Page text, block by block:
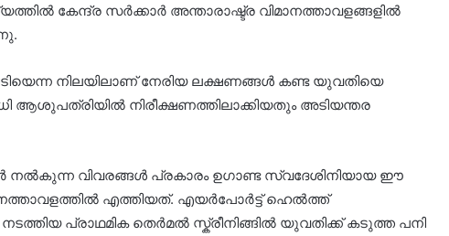
കേന്ദ്ര സർക്കാർ അന്താരാഷ്ട്ര വിമാനത്താവളങ്ങളിൽ
നിലയിലാണ് നേരിയ ലക്ഷണങ്ങൾ കണ്ട യുവതിയെ
ആശുപത്രിയിൽ നിരീക്ഷണത്തിലാക്കിയതും അടിയന്തര
വിവരങ്ങൾ പ്രകാരം ഉഗാണ്ട സ്വദേശിനിയായ ഈ
എത്തിയത്. എയർപോർട്ട് ഹെൽത്ത്
പ്രാഥമിക തെർമൽ സ്ക്രീനിങ്ങിൽ യുവതിക്ക് കടുത്ത പനി